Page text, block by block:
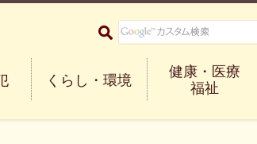
Minoh City
くらし・環境
健康・医療
福祉